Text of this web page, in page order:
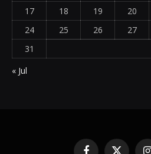
17
18 19 20
24
25 26 27
31
« Jul